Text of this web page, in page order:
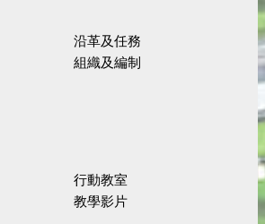
沿革及任務
組織及編制
行動教室
教學影片